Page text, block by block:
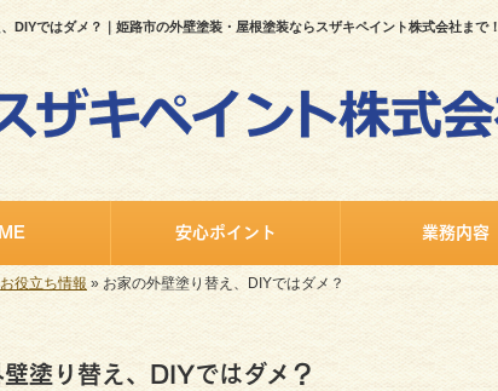
DIYではダメ？｜姫路市の外壁塗装・屋根塗装ならスザキペイント株式会社まで！
安心ポイント 業務内容
お役立ち情報 » お家の外壁塗り替え、DIYではダメ？
塗り替え、DIYではダメ？